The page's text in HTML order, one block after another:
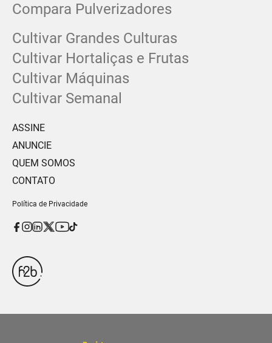
Compara Pulverizadores
Cultivar Grandes Culturas
Cultivar Hortaliças e Frutas
Cultivar Máquinas
Cultivar Semanal
ASSINE
ANUNCIE
QUEM SOMOS
CONTATO
Política de Privacidade